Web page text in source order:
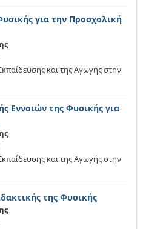
για την Προσχολική
και της Αγωγής στην
Εννοιών της Φυσικής για
και της Αγωγής στην
της Φυσικής